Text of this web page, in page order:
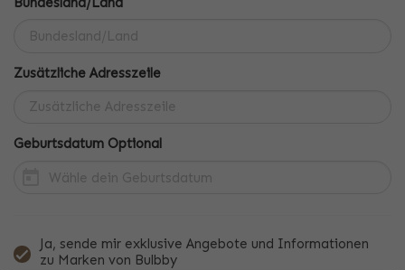
Zusätzliche Adresszeile
Geburtsdatum Optional
Ja, sende mir exklusive Angebote und Informationen
zu Marken von Bulbby